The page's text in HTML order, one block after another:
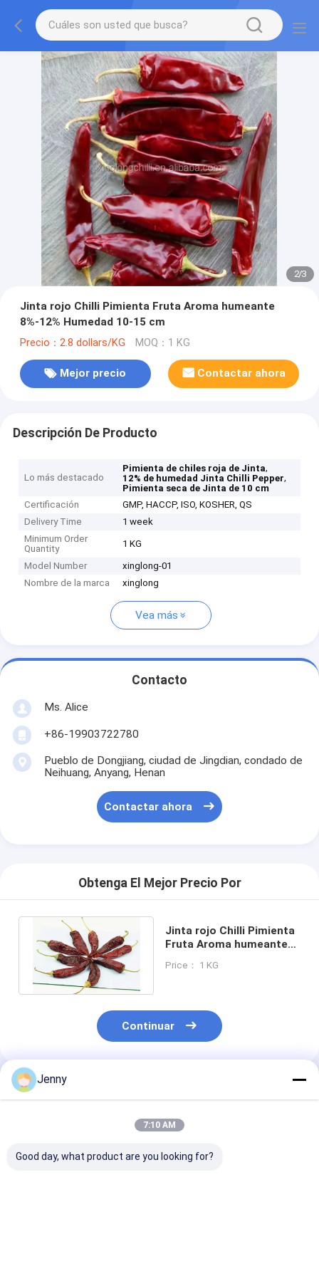
2/3
Jinta rojo Chilli Pimienta Fruta Aroma humeante
8%-12% Humedad 10-15 cm
Precio：2.8 dollars/KG MOQ：1 KG
Mejor precio Contactar ahora
Descripción De Producto
Lo más destacado
Pimienta de chiles roja de Jinta,
12% de humedad Jinta Chilli Pepper,
Pimienta seca de Jinta de 10 cm
Certificación
GMP, HACCP, ISO, KOSHER, QS
Delivery Time
1 week
Minimum Order
Quantity
1 KG
Model Number
xinglong-01
Nombre de la marca
xinglong
Vea más
Contacto
Ms. Alice
+86-19903722780
Pueblo de Dongjiang, ciudad de Jingdian, condado de
Neihuang, Anyang, Henan
Contactar ahora
Obtenga El Mejor Precio Por
Jinta rojo Chilli Pimienta
Fruta Aroma humeante
cm
Price： 1 KG
Continuar
Productos Recomendados
Jenny
7:10 AM
Good day, what product are you looking for?